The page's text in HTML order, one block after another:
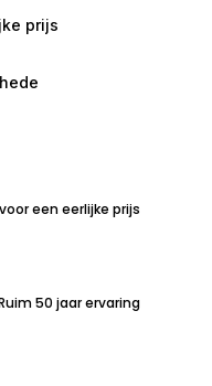
prijs
een eerlijke prijs
50 jaar ervaring